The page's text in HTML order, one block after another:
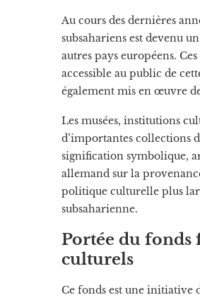
Au cours des dernières
subsahariens est devenu
autres pays européens.
accessible au public de
également mis en œuvre
Les musées, institutions
d’importantes collections
signification symbolique,
allemand sur la
politique culturelle plus
subsaharienne.
Portée du fonds
culturels
Ce fonds est une initiative